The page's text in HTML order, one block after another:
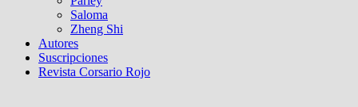
Saloma
Zheng Shi
Autores
Suscripciones
Revista Corsario Rojo